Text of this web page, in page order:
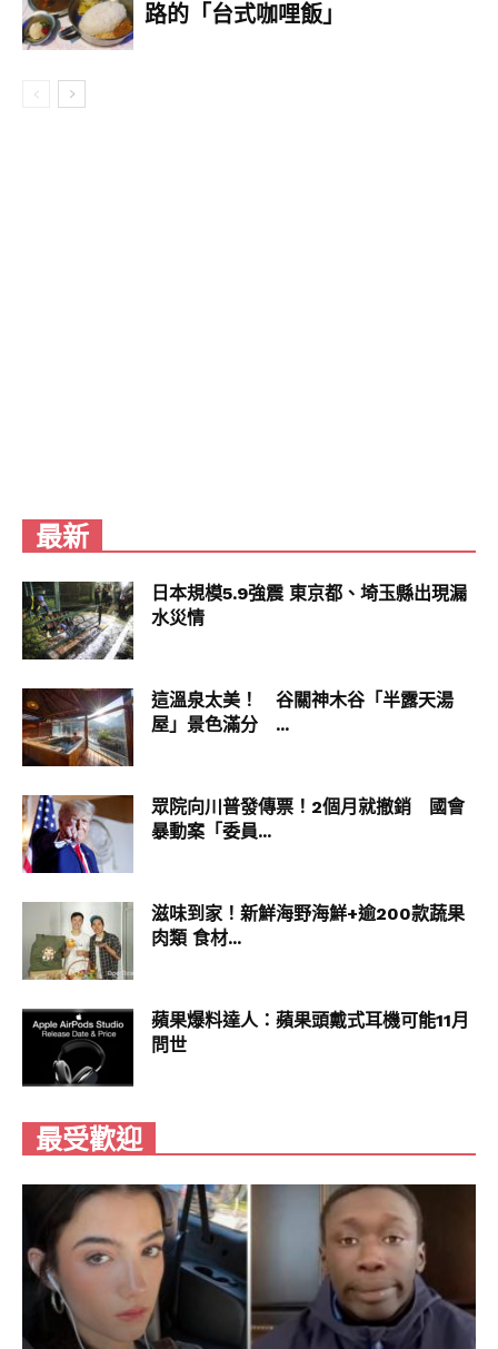
11限定販售的熱罐新品。以小文青格紋玻璃瓶設計
▼暖飲配輕食＝冬季最強早餐搭配，7-11獨家合作知
名早午餐品牌「扶旺號」，推出份量滿點「總匯里
肌土司」（69元），選用醬燒里肌肉，搭配石安牧
場蛋，經典人氣菜單，肉、蛋、蔬菜一次滿足。
（首波台北地區近800間門市限定販售）
路的「台式咖哩飯」
最新
日本規模5.9強震 東京都、埼玉縣出現漏
水災情
這溫泉太美！ 谷關神木谷「半露天湯
屋」景色滿分 ...
眾院向川普發傳票！2個月就撤銷 國會
暴動案「委員...
滋味到家！新鮮海野海鮮+逾200款蔬果
肉類 食材...
蘋果爆料達人：蘋果頭戴式耳機可能11月
問世
最受歡迎